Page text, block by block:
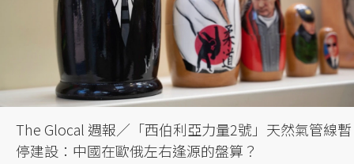
The Glocal 週報／「西伯利亞力量2號」天然氣管線暫
停建設：中國在歐俄左右逢源的盤算？